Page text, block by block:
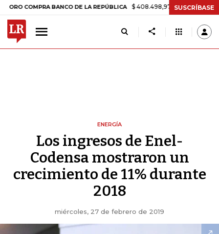
COMPRA BANCO DE LA REPÚBLICA $ 408.498,97 +$ 8.753,81 +2,19%
SUSCRÍBASE
ENERGÍA
Los ingresos de Enel-
Codensa mostraron un
crecimiento de 11% durante
2018
miércoles, 27 de febrero de 2019